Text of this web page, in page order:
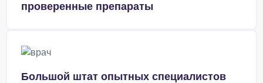
проверенные препараты
Большой штат опытных специалистов